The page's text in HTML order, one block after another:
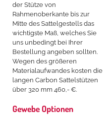
der Stütze von
Rahmenoberkante bis zur
Mitte des Sattelgestells das
wichtigste Maß, welches Sie
uns unbedingt bei Ihrer
Bestellung angeben sollten.
Wegen des größeren
Materialaufwandes kosten die
langen Carbon Sattelstützen
über 320 mm 460,- €.
Gewebe Optionen